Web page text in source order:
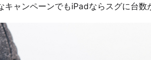
キャンペーンでもiPadならスグに台数